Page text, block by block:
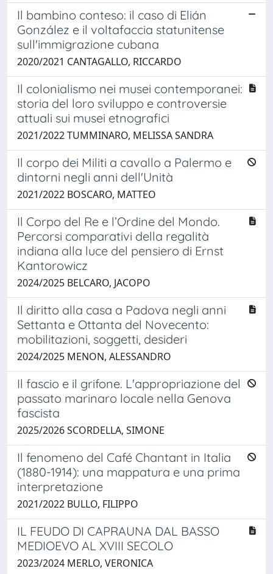
Il bambino conteso: il caso di Elián
González e il voltafaccia statunitense
sull'immigrazione cubana
2020/2021 CANTAGALLO, RICCARDO
Il colonialismo nei musei contemporanei:
storia del loro sviluppo e controversie
attuali sui musei etnografici
2021/2022 TUMMINARO, MELISSA SANDRA
Il corpo dei Militi a cavallo a Palermo e
dintorni negli anni dell'Unità
2021/2022 BOSCARO, MATTEO
Il Corpo del Re e l’Ordine del Mondo.
Percorsi comparativi della regalità
indiana alla luce del pensiero di Ernst
Kantorowicz
2024/2025 BELCARO, JACOPO
Il diritto alla casa a Padova negli anni
Settanta e Ottanta del Novecento:
mobilitazioni, soggetti, desideri
2024/2025 MENON, ALESSANDRO
Il fascio e il grifone. L'appropriazione del
passato marinaro locale nella Genova
fascista
2025/2026 SCORDELLA, SIMONE
Il fenomeno del Café Chantant in Italia
(1880-1914): una mappatura e una prima
interpretazione
2021/2022 BULLO, FILIPPO
IL FEUDO DI CAPRAUNA DAL BASSO
MEDIOEVO AL XVIII SECOLO
2023/2024 MERLO, VERONICA